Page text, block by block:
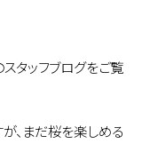
タッフブログをご覧
、まだ桜を楽しめる